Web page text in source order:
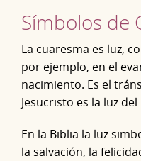
Símbolos de
La cuaresma es luz,
por ejemplo, en el
nacimiento. Es el
Jesucristo es la luz
En la Biblia la luz
la salvación, la